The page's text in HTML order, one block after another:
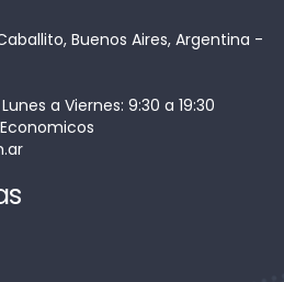
Buenos Aires, Argentina -
a Viernes: 9:30 a 19:30